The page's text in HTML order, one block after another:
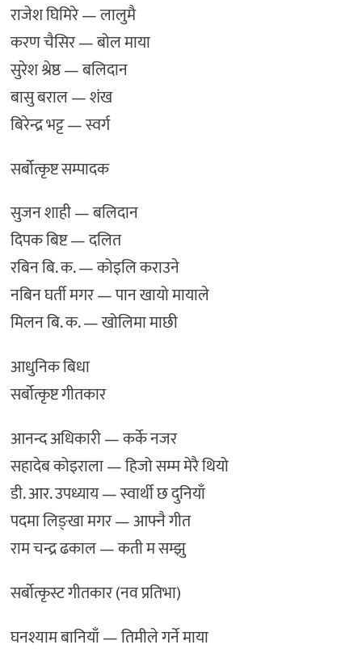
राजेश घिमिरे — लालुमै
करण चैसिर — बोल माया
सुरेश श्रेष्ठ — बलिदान
बासु बराल — शंख
बिरेन्द्र भट्ट — स्वर्ग
सर्बोत्कृष्ट सम्पादक
सुजन शाही — बलिदान
दिपक बिष्ट — दलित
रबिन बि. क. — कोइलि कराउने
नबिन घर्ती मगर — पान खायो मायाले
मिलन बि. क. — खोलिमा माछी
आधुनिक बिधा
सर्बोत्कृष्ट गीतकार
आनन्द अधिकारी — कर्के नजर
सहादेब कोइराला — हिजो सम्म मेरै थियो
डी. आर. उपध्याय — स्वार्थी छ दुनियाँ
पदमा लिङ्खा मगर — आफ्नै गीत
राम चन्द्र ढकाल — कती म सम्झु
सर्बोत्कृस्ट गीतकार (नव प्रतिभा)
घनश्याम बानियाँ — तिमीले गर्ने माया